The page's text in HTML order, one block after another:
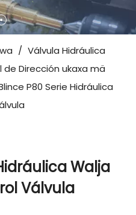
/ Válvula Hidráulica
Dirección ukaxa mä
P80 Serie Hidráulica
Walja
Válvula